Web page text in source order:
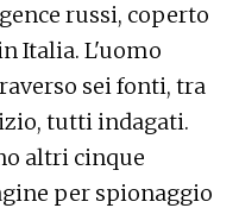
russi, coperto
Italia. L'uomo
sei fonti, tra
tutti indagati.
altri cinque
per spionaggio